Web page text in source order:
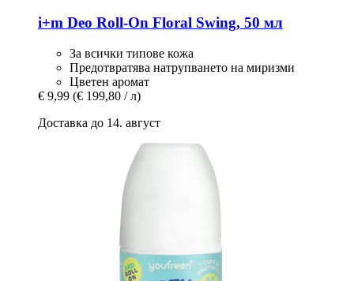
i+m Deo Roll-​On Floral Swing, 50 мл
За всички типове кожа
Предотвратява натрупването на миризми
Цветен аромат
€ 9,99 (€ 199,80 / л)
Доставка до 14. август